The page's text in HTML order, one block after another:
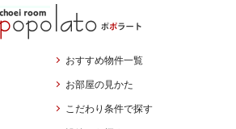
おすすめ物件一覧
お部屋の見かた
こだわり条件で探す